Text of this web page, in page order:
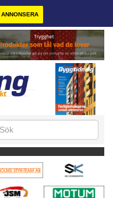
ANNONSERA